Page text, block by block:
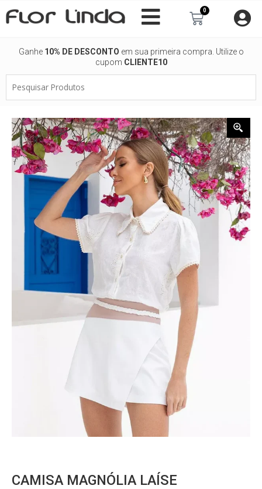
para
0
Carrinho
Ganhe 10% DE DESCONTO em sua primeira compra. Utilize o
cupom CLIENTE10
Produtos
CAMISA MAGNÓLIA LAÍSE